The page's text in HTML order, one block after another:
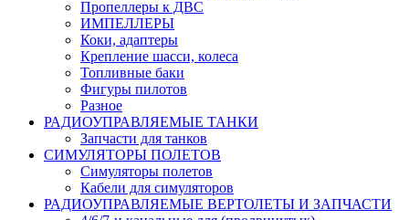
Пропеллеры к ДВС
ИМПЕЛЛЕРЫ
Коки, адаптеры
Крепление шасси, колеса
Топливные баки
Фигуры пилотов
Разное
РАДИОУПРАВЛЯЕМЫЕ ТАНКИ
Запчасти для танков
СИМУЛЯТОРЫ ПОЛЕТОВ
Симуляторы полетов
Кабели для симуляторов
РАДИОУПРАВЛЯЕМЫЕ ВЕРТОЛЕТЫ И ЗАПЧАСТИ